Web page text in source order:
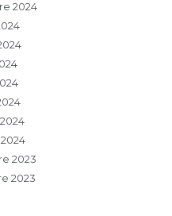
2024
2023
2023